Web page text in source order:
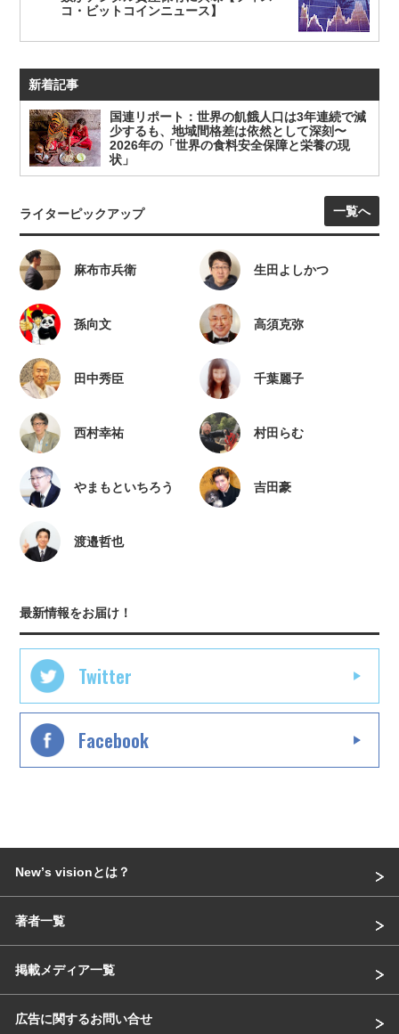
コ・ビットコインニュース】
新着記事
国連リポート：世界の飢餓人口は3年連続で減
少するも、地域間格差は依然として深刻〜
2026年の「世界の食料安全保障と栄養の現
状」
ライターピックアップ 一覧へ
麻布市兵衛 生田よしかつ
孫向文 高須克弥
田中秀臣 千葉麗子
西村幸祐 村田らむ
やまもといちろう 吉田豪
渡邉哲也
最新情報をお届け！
Twitter
Facebook
Newʼs visionとは？
著者一覧
掲載メディア一覧
広告に関するお問い合せ